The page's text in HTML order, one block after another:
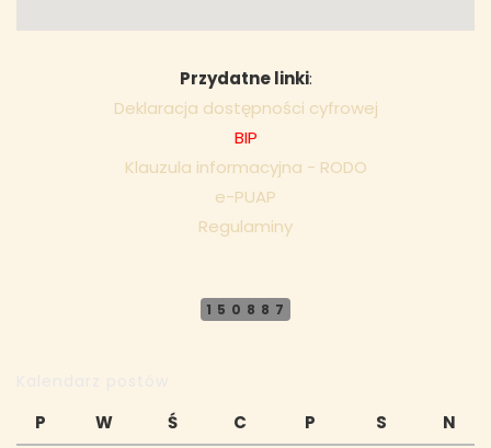
Przydatne linki:
Deklaracja dostępności cyfrowej
BIP
Klauzula informacyjna - RODO
e-PUAP
Regulaminy
150887
P W Ś C P S N